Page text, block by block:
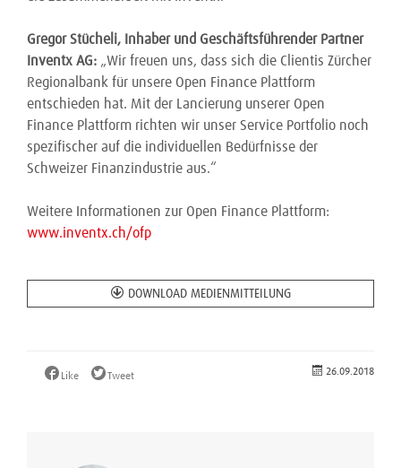
Gregor Stücheli, Inhaber und Geschäftsführender Partner
Inventx AG: „Wir freuen uns, dass sich die Clientis Zürcher
Regionalbank für unsere Open Finance Plattform
entschieden hat. Mit der Lancierung unserer Open
Finance Plattform richten wir unser Service Portfolio noch
spezifischer auf die individuellen Bedürfnisse der
Schweizer Finanzindustrie aus.“
Weitere Informationen zur Open Finance Plattform:
www.inventx.ch/ofp
DOWNLOAD MEDIENMITTEILUNG
Like Tweet 26.09.2018